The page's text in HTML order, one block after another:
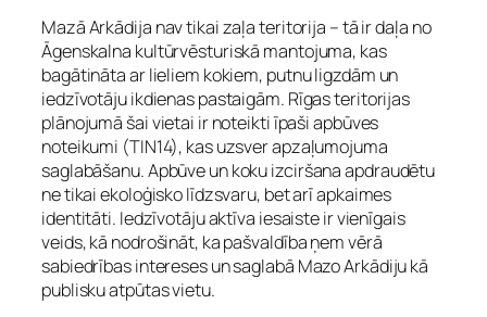
Mazā Arkādija nav tikai zaļa teritorija – tā ir daļa no
Āgenskalna kultūrvēsturiskā mantojuma, kas
bagātināta ar lieliem kokiem, putnu ligzdām un
iedzīvotāju ikdienas pastaigām. Rīgas teritorijas
plānojumā šai vietai ir noteikti īpaši apbūves
noteikumi (TIN14), kas uzsver apzaļumojuma
saglabāšanu. Apbūve un koku izciršana apdraudētu
ne tikai ekoloģisko līdzsvaru, bet arī apkaimes
identitāti. Iedzīvotāju aktīva iesaiste ir vienīgais
veids, kā nodrošināt, ka pašvaldība ņem vērā
sabiedrības intereses un saglabā Mazo Arkādiju kā
publisku atpūtas vietu.